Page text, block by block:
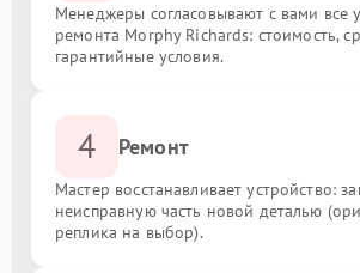
Менеджеры согласовывают с вами все
ремонта Morphy Richards: стоимость,
гарантийные условия.
4 Ремонт
Мастер восстанавливает устройство:
неисправную часть новой деталью
реплика на выбор).